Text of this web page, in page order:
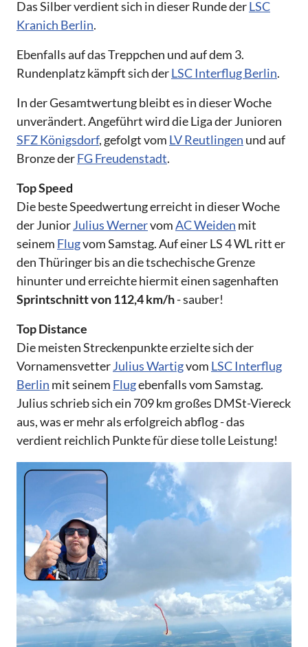
Das Silber verdient sich in dieser Runde derLSC
Kranich Berlin.
Ebenfalls auf das Treppchen und auf dem 3.
Rundenplatz kämpft sich derLSC Interflug Berlin.
In der Gesamtwertung bleibt es in dieser Woche
unverändert. Angeführt wird die Liga der Junioren
SFZ Königsdorf, gefolgt vom LV Reutlingen und auf
Bronze derFG Freudenstadt.
Top Speed
Die beste Speedwertung erreicht in dieser Woche
der JuniorJulius WernervomAC Weiden mit
seinem Flugvom Samstag. Auf einer LS 4 WL ritt er
den Thüringer bis an die tschechische Grenze
hinunter und erreichte hiermit einen sagenhaften
Sprintschnitt von 112,4 km/h- sauber!
Top Distance
Die meisten Streckenpunkte erzielte sich der
VornamensvetterJulius Wartigvom LSC Interflug
Berlin mit seinem Flugebenfalls vom Samstag.
Julius schrieb sich ein 709 km großes DMSt-Viereck
aus, was er mehr als erfolgreich abflog - das
verdient reichlich Punkte für diese tolle Leistung!